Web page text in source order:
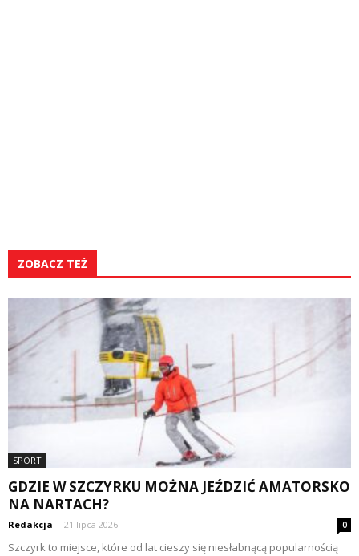
ZOBACZ TEŻ
SPORT
GDZIE W SZCZYRKU MOŻNA JEŹDZIĆ AMATORSKO
NA NARTACH?
Redakcja - 21 lipca 2026 0
Szczyrk to miejsce, które od lat cieszy się niesłabnącą popularnością